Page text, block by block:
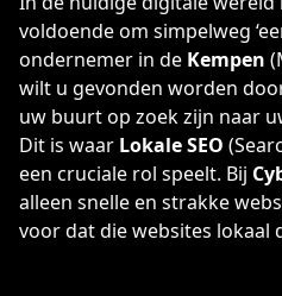
voldoende om simpelweg
ondernemer in de Kempen
wilt u gevonden worden
uw buurt op zoek zijn naar
Dit is waar Lokale SEO
een cruciale rol speelt. Bij
alleen snelle en strakke
voor dat die websites lokaal